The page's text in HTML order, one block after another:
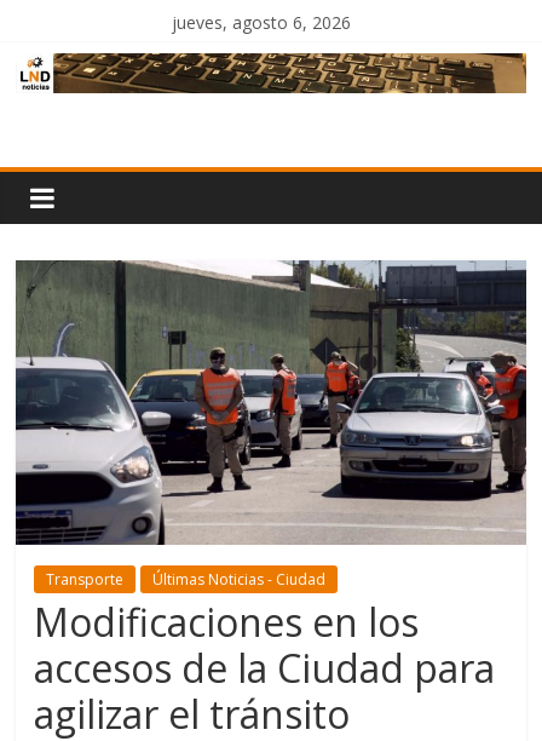
contenido
jueves, agosto 6, 2026
Noticias
Transporte Últimas Noticias - Ciudad
Modificaciones en los
accesos de la Ciudad para
agilizar el tránsito